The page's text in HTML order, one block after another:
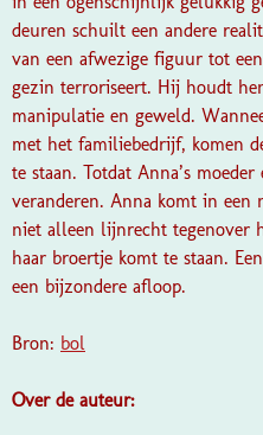
deuren schuilt een andere
van een afwezige figuur tot
gezin terroriseert. Hij houdt
manipulatie en geweld.
met het familiebedrijf, komen
te staan. Totdat Anna’s
veranderen. Anna komt in een
niet alleen lijnrecht tegenover
haar broertje komt te staan.
een bijzondere afloop.
Bron: bol
Over de auteur: